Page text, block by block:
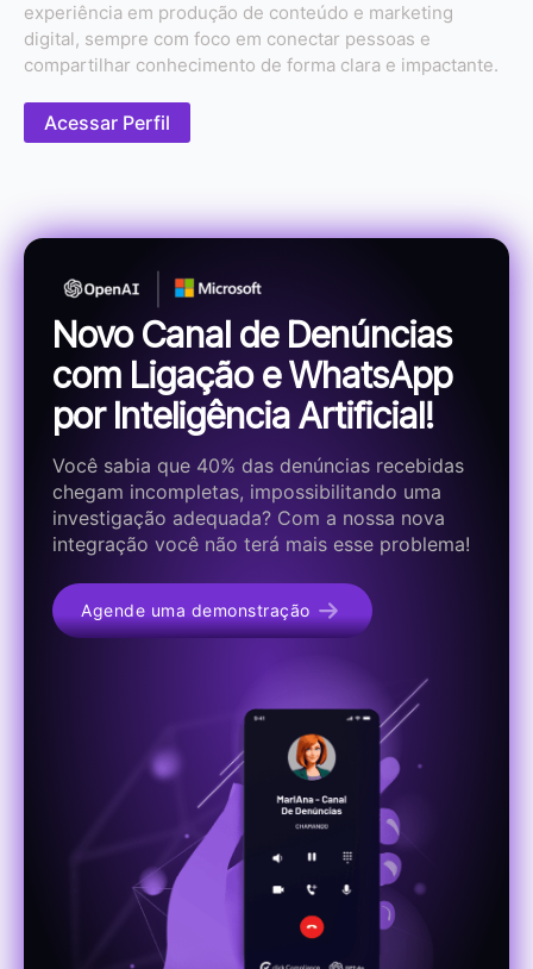
experiência em produção de conteúdo e marketing
digital, sempre com foco em conectar pessoas e
compartilhar conhecimento de forma clara e impactante.
Acessar Perfil
Novo Canal de Denúncias
com Ligação e WhatsApp
por Inteligência Artificial!
Você sabia que 40% das denúncias recebidas
chegam incompletas, impossibilitando uma
investigação adequada? Com a nossa nova
integração você não terá mais esse problema!
Agende uma demonstração